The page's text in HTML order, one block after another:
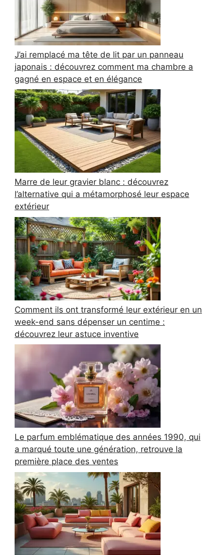
J’ai remplacé ma tête de lit par un panneau
japonais : découvrez comment ma chambre a
gagné en espace et en élégance
Marre de leur gravier blanc : découvrez
l’alternative qui a métamorphosé leur espace
extérieur
Comment ils ont transformé leur extérieur en un
week-end sans dépenser un centime :
découvrez leur astuce inventive
Le parfum emblématique des années 1990, qui
a marqué toute une génération, retrouve la
première place des ventes